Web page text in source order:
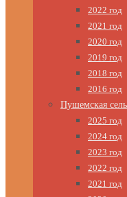
2022 год
2021 год
2020 год
2019 год
2018 год
2016 год
Пушемская
2025 год
2024 год
2023 год
2022 год
2021 год